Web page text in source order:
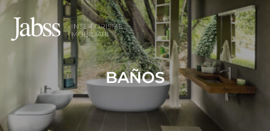
BAÑOS